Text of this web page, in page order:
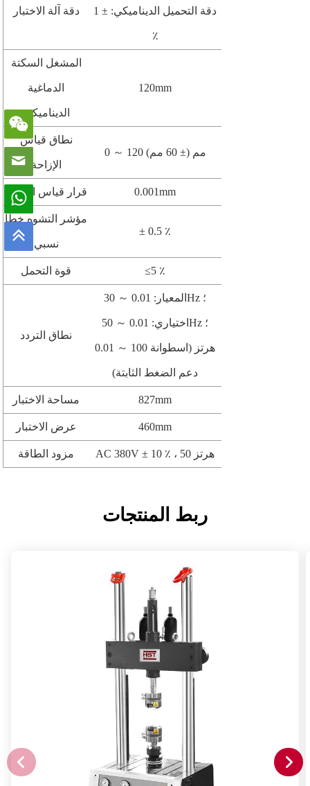
دقة آلة الاختبار دقة التحميل الديناميكي: ± 1
٪
المشغل السكتة
الدماغية
الديناميكية
120mm
نطاق قياس
الإزاحة
0 ～ 120 مم (± 60 مم)
قرار قياس الإزاحة 0.001mm
مؤشر التشوه خطأ
نسبي
± 0.5 ٪
قوة التحمل ≤5 ٪
نطاق التردد
المعيار: 0.01 ～ 30Hz ؛
اختياري: 0.01 ～ 50Hz ؛
0.01 ～ 100 هرتز (اسطوانة
دعم الضغط الثابتة)
مساحة الاختبار 827mm
عرض الاختبار 460mm
مزود الطاقة AC 380V ± 10 ٪ ، 50 هرتز
ربط المنتجات